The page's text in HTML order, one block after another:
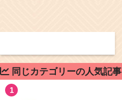
同じカテゴリーの人気記事
1